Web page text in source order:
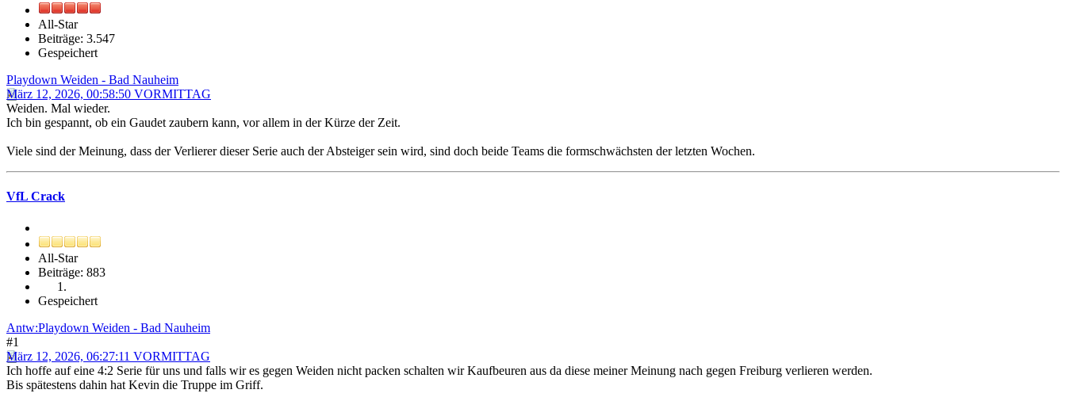
All-Star
Beiträge: 3.547
Gespeichert
Playdown Weiden - Bad Nauheim
März 12, 2026, 00:58:50 VORMITTAG
Weiden. Mal wieder.
Ich bin gespannt, ob ein Gaudet zaubern kann, vor allem in der Kürze der Zeit.
Viele sind der Meinung, dass der Verlierer dieser Serie auch der Absteiger sein wird, sind doch beide Teams die formschwächsten der letzten Wochen.
VfL Crack
All-Star
Beiträge: 883
Gespeichert
Antw:Playdown Weiden - Bad Nauheim
#1
März 12, 2026, 06:27:11 VORMITTAG
Ich hoffe auf eine 4:2 Serie für uns und falls wir es gegen Weiden nicht packen schalten wir Kaufbeuren aus da diese meiner Meinung nach gegen Freiburg verlieren werden.
Bis spätestens dahin hat Kevin die Truppe im Griff.